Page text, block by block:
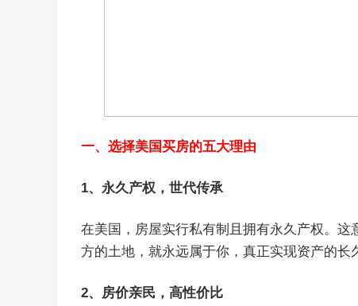
一、选择美国买房的五大理由
1、永久产权，世代传承
在美国，房屋实行私有制且拥有永久产权。
方的土地，就永远属于你，真正实现资产的长
2、房价亲民，高性价比